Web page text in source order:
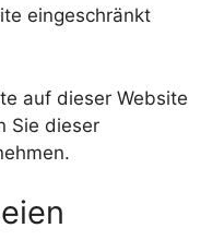
eingeschränkt
auf dieser Website
Sie dieser